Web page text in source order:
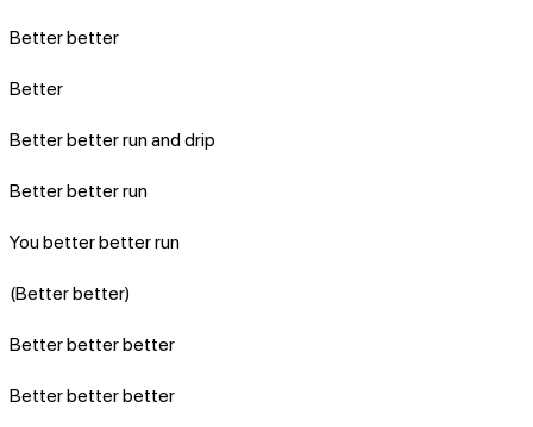
Better better
Better
Better better run and drip
Better better run
You better better run
(Better better)
Better better better
Better better better